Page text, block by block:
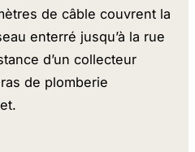
de câble couvrent la
enterré jusqu’à la rue
d’un collecteur
de plomberie